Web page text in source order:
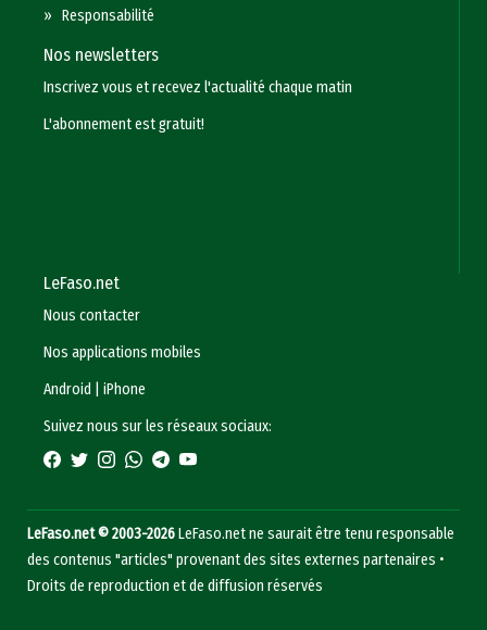
»Responsabilité
Nos newsletters
Inscrivez vous et recevez l'actualité chaque matin
L'abonnement est gratuit!
LeFaso.net
Nous contacter
Nos applications mobiles
Android
|iPhone
Suivez nous sur les réseaux sociaux:
LeFaso.net © 2003-2026LeFaso.net ne saurait être tenu responsable
des contenus "articles" provenant des sites externes partenaires •
Droits de reproduction et de diffusion réservés